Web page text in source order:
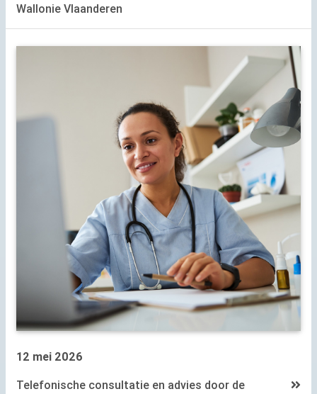
Wallonie Vlaanderen
12 mei 2026
Telefonische consultatie en advies door de